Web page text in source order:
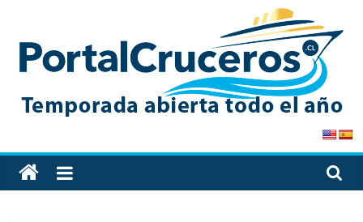
content
PortalCruceros
Toda
la